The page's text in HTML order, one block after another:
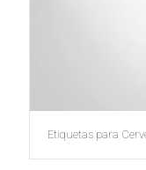
Etiquetas para